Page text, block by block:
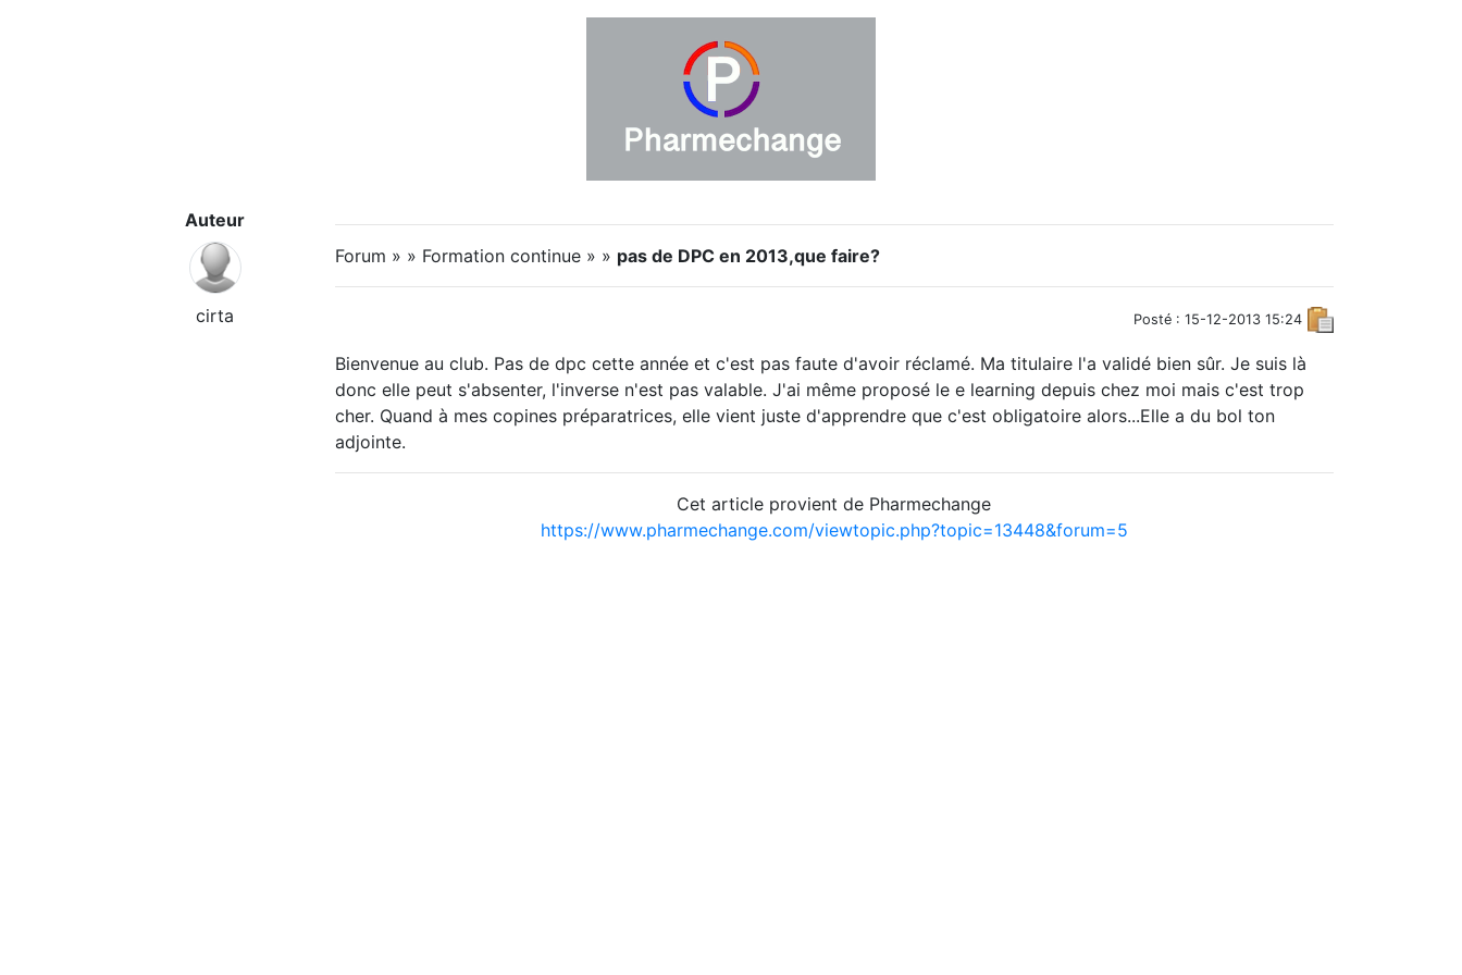
Auteur
cirta
Forum » » Formation continue » » pas de DPC en 2013,que faire?
Posté : 15-12-2013 15:24
Bienvenue au club. Pas de dpc cette année et c'est pas faute d'avoir réclamé. Ma titulaire l'a validé bien sûr. Je suis là
donc elle peut s'absenter, l'inverse n'est pas valable. J'ai même proposé le e learning depuis chez moi mais c'est trop
cher. Quand à mes copines préparatrices, elle vient juste d'apprendre que c'est obligatoire alors...Elle a du bol ton
adjointe.
Cet article provient de Pharmechange
https://www.pharmechange.com/viewtopic.php?topic=13448&forum=5